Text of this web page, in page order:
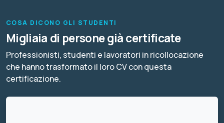
COSA DICONO GLI STUDENTI
Migliaia di persone già certificate
Professionisti, studenti e lavoratori in ricollocazione
che hanno trasformato il loro CV con questa
certificazione.